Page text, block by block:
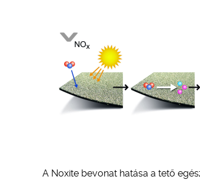
A Noxite bevonat hatása a tető